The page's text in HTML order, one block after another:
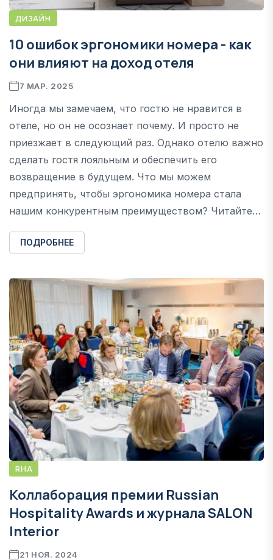
ДИЗАЙН
10 ошибок эргономики номера - как
они влияют на доход отеля
7 МАР. 2025
Иногда мы замечаем, что гостю не нравится в
отеле, но он не осознает почему. И просто не
приезжает в следующий раз. Однако отелю важно
сделать гостя лояльным и обеспечить его
возвращение в будущем. Что мы можем
предпринять, чтобы эргономика номера стала
нашим конкурентным преимуществом? Читайте…
ПОДРОБНЕЕ
RHA
Коллаборация премии Russian
Hospitality Awards и журнала SALON
Interior
21 НОЯ. 2024